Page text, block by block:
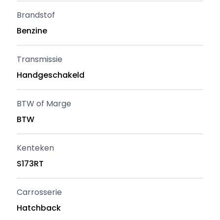
Brandstof
Benzine
Transmissie
Handgeschakeld
BTW of Marge
BTW
Kenteken
S173RT
Carrosserie
Hatchback